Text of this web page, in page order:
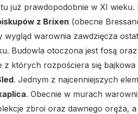
tu już prawdopodobnie w XI
z Brixen (obecne
wygląd warownia zawdzięcza
Budowla otoczona jest fosą
z których rozpościera się
. Jednym z najcenniejszych
. Obecnie w murach
zbroi oraz dawnego oręża,